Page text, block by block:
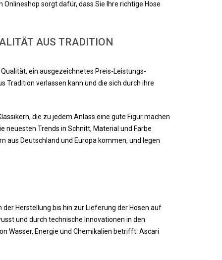
sorgt dafür, dass Sie Ihre richtige Hose
AUS TRADITION
ein ausgezeichnetes Preis-Leistungs-
Tradition verlassen kann und die sich durch ihre
die zu jedem Anlass eine gute Figur machen
neuesten Trends in Schnitt, Material und Farbe
aus Deutschland und Europa kommen, und legen
Herstellung bis hin zur Lieferung der Hosen auf
und durch technische Innovationen in den
Wasser, Energie und Chemikalien betrifft. Ascari